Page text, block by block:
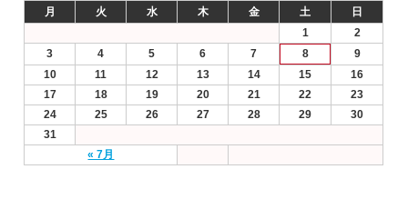
月
火 水 木 金 土 日
« 7月
1
2
3
4 5 6 7 8
9
10
11 12 13 14 15
16
17
18 19 20 21 22
23
24
25 26 27 28 29
30
31